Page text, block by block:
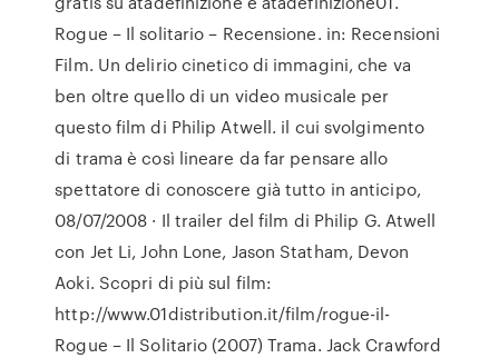
Rogue – Il solitario – Recensione. in: Recensioni
Film. Un delirio cinetico di immagini, che va
ben oltre quello di un video musicale per
questo film di Philip Atwell. il cui svolgimento
di trama è così lineare da far pensare allo
spettatore di conoscere già tutto in anticipo,
08/07/2008 · Il trailer del film di Philip G. Atwell
con Jet Li, John Lone, Jason Statham, Devon
Aoki. Scopri di più sul film:
http://www.01distribution.it/film/rogue-il-
Rogue – Il Solitario (2007) Trama. Jack Crawford